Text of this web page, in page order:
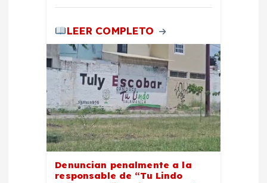
LEER COMPLETO
Denuncian penalmente a la
responsable de “Tu Lindo